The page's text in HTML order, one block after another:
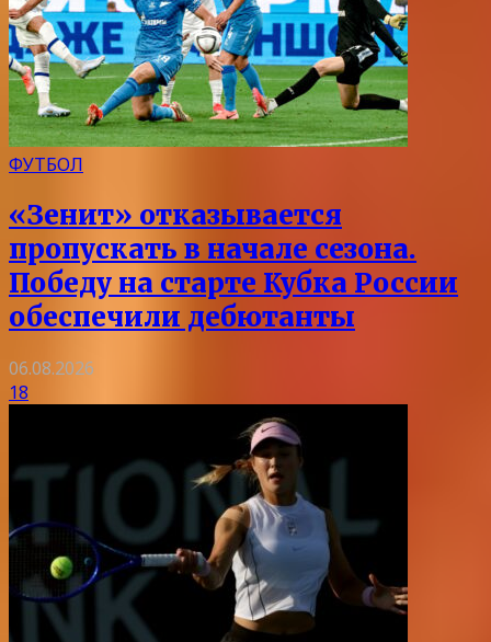
ФУТБОЛ
«Зенит» отказывается
пропускать в начале сезона.
Победу на старте Кубка России
обеспечили дебютанты
06.08.2026
18